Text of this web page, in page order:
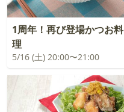
1周年！再び登場かつお料
理
5/16 (土) 20:00〜21:00